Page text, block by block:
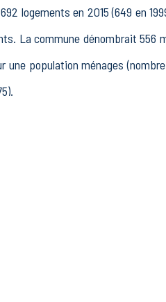
logements en 2015 (649 en
La commune dénombrait 556
une population ménages